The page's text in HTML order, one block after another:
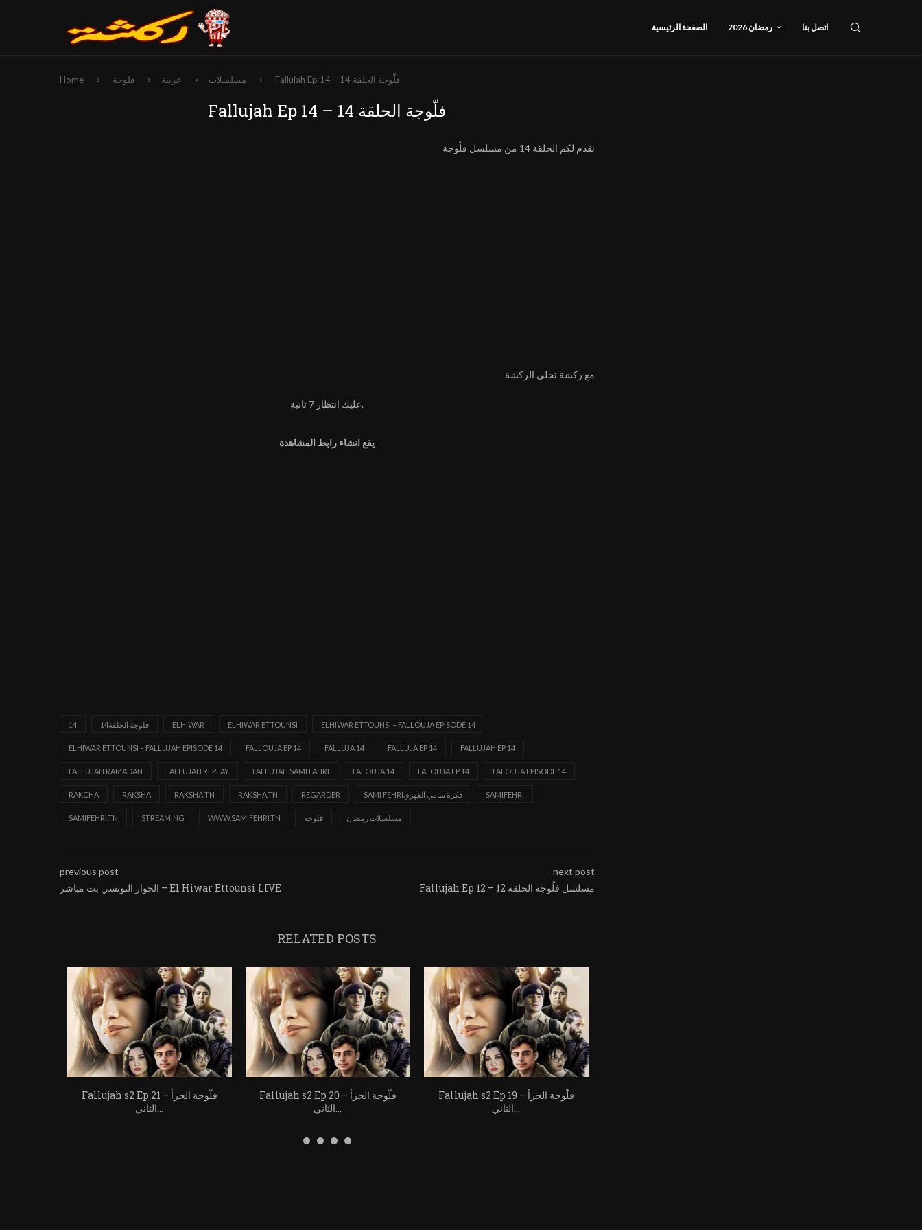
الصفحة الرئيسية رمضان 2026 اتصل بنا
Home مسلسلات عربية فلوجة Fallujah Ep 14 – فلّوجة الحلقة 14
Fallujah Ep 14 – فلّوجة الحلقة 14
نقدم لكم الحلقة 14 من مسلسل فلّوجة
مع ركشة تحلى الركشة
عليك انتظار 6 ثانية.
يقع انشاء رابط المشاهدة
14 14فلوجة الحلقة ELHIWAR ELHIWAR ETTOUNSI ELHIWAR ETTOUNSI – FALLOUJA EPISODE 14
ELHIWAR ETTOUNSI – FALLUJAH EPISODE 14 FALLOUJA EP 14 FALLUJA 14 FALLUJA EP 14 FALLUJAH EP 14
FALLUJAH RAMADAN FALLUJAH REPLAY FALLUJAH SAMI FAHRI FALOUJA 14 FALOUJA EP 14 FALOUJA EPISODE 14
RAKCHA RAKSHA RAKSHA TN RAKSHA.TN REGARDER SAMI FEHRIفكرة سامي الفهري SAMIFEHRI
SAMIFEHRI.TN STREAMING WWW.SAMIFEHRI.TN فلوجة مسلسلات رمضان
previous post
الحوار التونسي بث مباشر – El Hiwar Ettounsi LIVE
next post
Fallujah Ep 12 – مسلسل فلّوجة الحلقة 12
RELATED POSTS
Fallujah s2 Ep 21 – فلّوجة الجزأ
الثاني...
Fallujah s2 Ep 20 – فلّوجة الجزأ
الثاني...
Fallujah s2 Ep 19 – فلّوجة الجزأ
الثاني...